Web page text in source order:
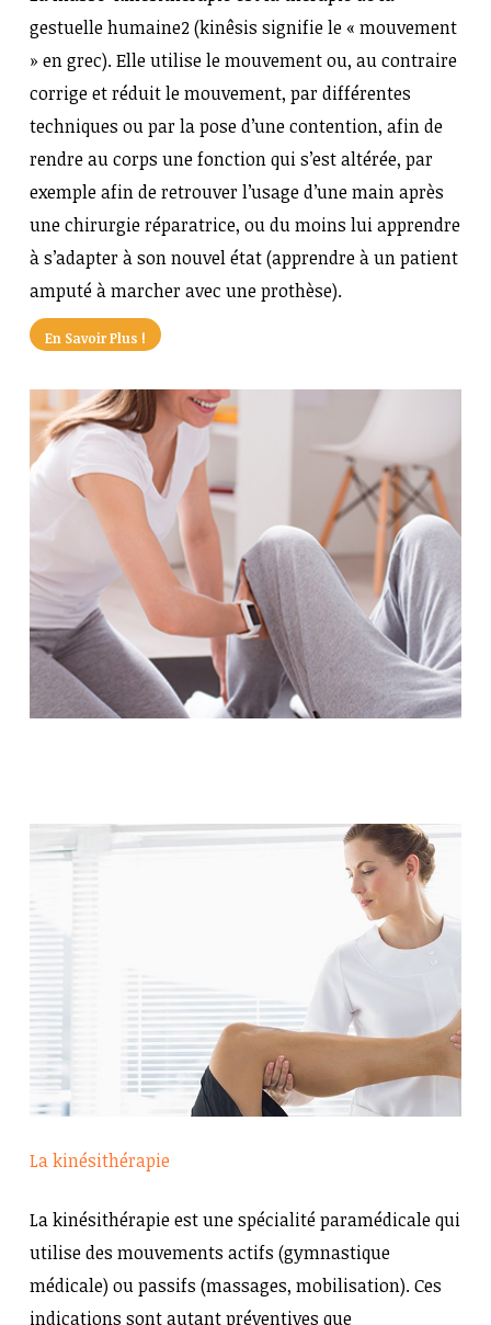
gestuelle humaine2 (kinêsis signifie le « mouvement
» en grec). Elle utilise le mouvement ou, au contraire
corrige et réduit le mouvement, par différentes
techniques ou par la pose d’une contention, afin de
rendre au corps une fonction qui s’est altérée, par
exemple afin de retrouver l’usage d’une main après
une chirurgie réparatrice, ou du moins lui apprendre
à s’adapter à son nouvel état (apprendre à un patient
amputé à marcher avec une prothèse).
En Savoir Plus !
La kinésithérapie
La kinésithérapie est une spécialité paramédicale qui
utilise des mouvements actifs (gymnastique
médicale) ou passifs (massages, mobilisation). Ces
indications sont autant préventives que